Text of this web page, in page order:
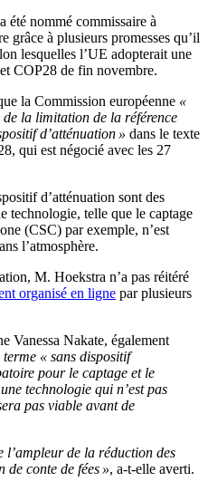
été nommé commissaire à
grâce à plusieurs promesses qu’il
lesquelles l’UE adopterait une
COP28 de fin novembre.
la Commission européenne «
la limitation de la référence
d’atténuation » dans le texte
qui est négocié avec les 27
d’atténuation sont des
technologie, telle que le captage
(CSC) par exemple, n’est
l’atmosphère.
M. Hoekstra n’a pas réitéré
organisé en ligne par plusieurs
Vanessa Nakate, également
terme « sans dispositif
pour le captage et le
technologie qui n’est pas
pas viable avant de
l’ampleur de la réduction des
de conte de fées », a-t-elle averti.